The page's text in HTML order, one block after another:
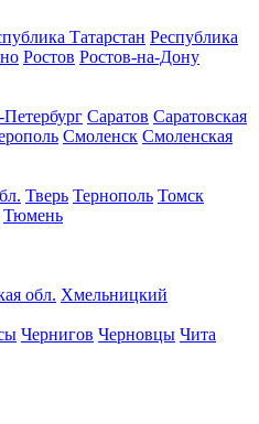
Татарстан Республика
Ростов Ростов-на-Дону
Саратов Саратовская
Смоленск Смоленская
Тверь Тернополь Томск
Тюмень
обл. Хмельницкий
Чернигов Черновцы Чита